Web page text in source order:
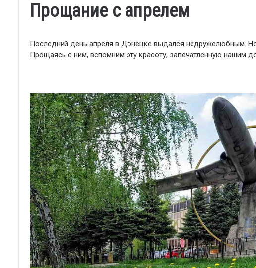
Прощание с апрелем
Последний день апреля в Донецке выдался недружелюбным.
Прощаясь с ним, вспомним эту красоту, запечатленную нашим